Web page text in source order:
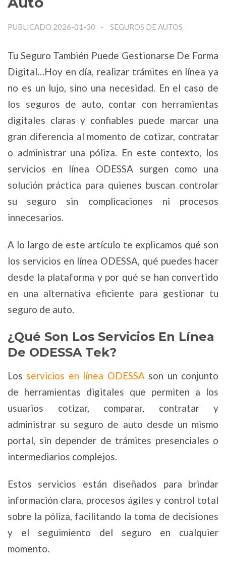
PUBLICADO 2026-01-30 SEGUROS DE AUTOS
Tu Seguro También Puede Gestionarse De Forma
Digital…Hoy en día, realizar trámites en línea ya
no es un lujo, sino una necesidad. En el caso de
los seguros de auto, contar con herramientas
digitales claras y confiables puede marcar una
gran diferencia al momento de cotizar, contratar
o administrar una póliza. En este contexto, los
servicios en línea ODESSA surgen como una
solución práctica para quienes buscan controlar
su seguro sin complicaciones ni procesos
innecesarios.
A lo largo de este artículo te explicamos qué son
los servicios en línea ODESSA, qué puedes hacer
desde la plataforma y por qué se han convertido
en una alternativa eficiente para gestionar tu
seguro de auto.
¿Qué Son Los Servicios En Línea
De ODESSA Tek?
Los servicios en línea ODESSAson un conjunto
de herramientas digitales que permiten a los
usuarios cotizar, comparar, contratar y
administrar su seguro de auto desde un mismo
portal, sin depender de trámites presenciales o
intermediarios complejos.
Estos servicios están diseñados para brindar
información clara, procesos ágiles y control total
sobre la póliza, facilitando la toma de decisiones
y el seguimiento del seguro en cualquier
momento.